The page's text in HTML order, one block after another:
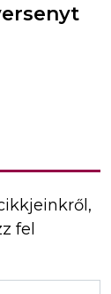
fel